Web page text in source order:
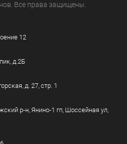
Все права защищены.
12
д.2Б
д. 27, стр. 1
р-н, Янино-1 гп, Шоссейная ул,